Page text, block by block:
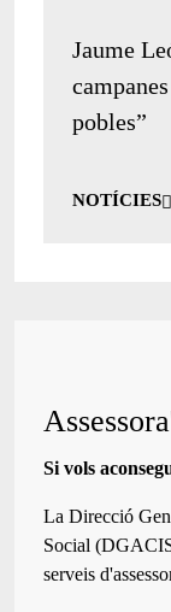
Jaume
pobles”
NOTÍCIES
Si vols
La Direcció
Social
serveis